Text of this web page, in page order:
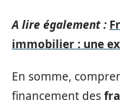
A lire également :
immobilier : une
En somme,
financement des